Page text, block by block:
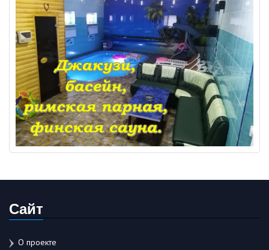
Сайт
О проекте